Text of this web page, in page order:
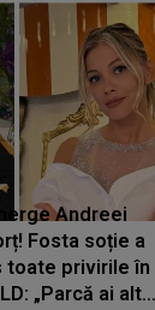
Andreei
Fosta soție a
toate privirile în
„Parcă ai altă